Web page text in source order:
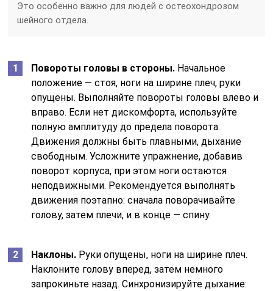
Это особенно важно для людей с остеохондрозом
шейного отдела.
Повороты головы в стороны. Начальное
положение — стоя, ноги на ширине плеч, руки
опущены. Выполняйте повороты головы влево и
вправо. Если нет дискомфорта, используйте
полную амплитуду до предела поворота.
Движения должны быть плавными, дыхание
свободным. Усложните упражнение, добавив
поворот корпуса, при этом ноги остаются
неподвижными. Рекомендуется выполнять
движения поэтапно: сначала поворачивайте
голову, затем плечи, и в конце — спину.
Наклоны. Руки опущены, ноги на ширине плеч.
Наклоните голову вперед, затем немного
запрокиньте назад. Синхронизируйте дыхание: